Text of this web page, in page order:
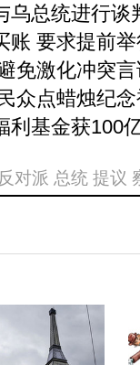
乌总统进行谈
账 要求提前
免激化冲突
众点蜡烛纪
利基金获100
反对派 总统 提议